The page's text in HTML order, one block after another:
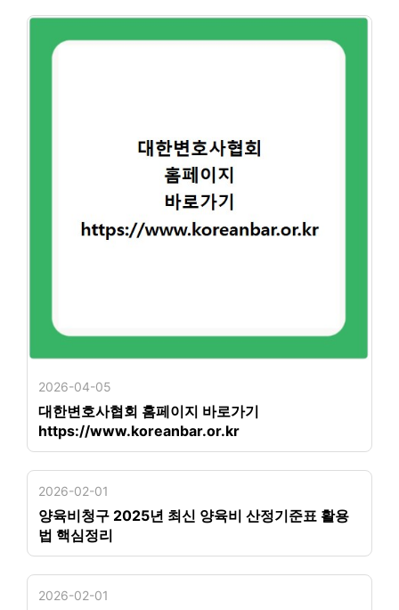
2026-04-05
대한변호사협회 홈페이지 바로가기
https://www.koreanbar.or.kr
2026-02-01
양육비청구 2025년 최신 양육비 산정기준표 활용
법 핵심정리
2026-02-01